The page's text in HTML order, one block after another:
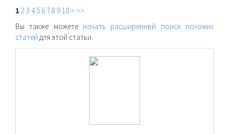
1 23 4 5 6 78 9 10 > >>
Вы также можете начать расширеннвй поиск похожих
статей для этой статьи.